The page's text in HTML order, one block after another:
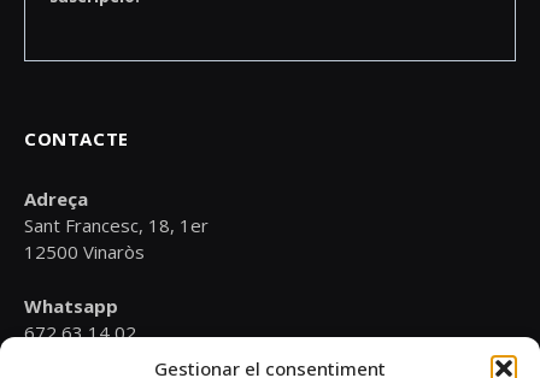
Gestionar el consentiment
CONTACTE
Adreça
Sant Francesc, 18, 1er
12500 Vinaròs
Whatsapp
672 63 14 02